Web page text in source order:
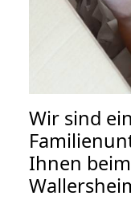
Wir sind ein
Ihnen